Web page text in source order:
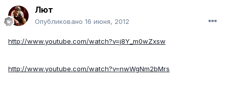
Лют
Опубликовано 16 июня, 2012
http://www.youtube.com/watch?v=j8Y_m0wZxsw
http://www.youtube.com/watch?v=nwWgNm2bMrs